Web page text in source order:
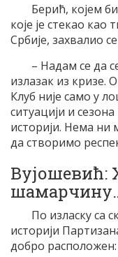
Берић, којем
које је стекао
Србије, захвалио
– Надам се да
излазак из кризе.
Клуб није само у
ситуацији и
историји. Нема
да створимо
Вујошевић:
По изласку са
историји
добро расположен: